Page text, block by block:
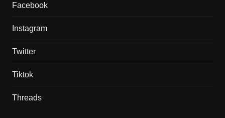
Facebook
Instagram
Twitter
Tiktok
Threads